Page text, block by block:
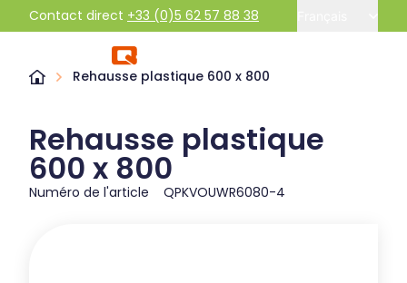
Contact direct +33 (0)5 62 57 88 38
Rehausse plastique 600 x 800
Rehausse plastique
600 x 800
Numéro de l'article QPKVOUWR6080-4